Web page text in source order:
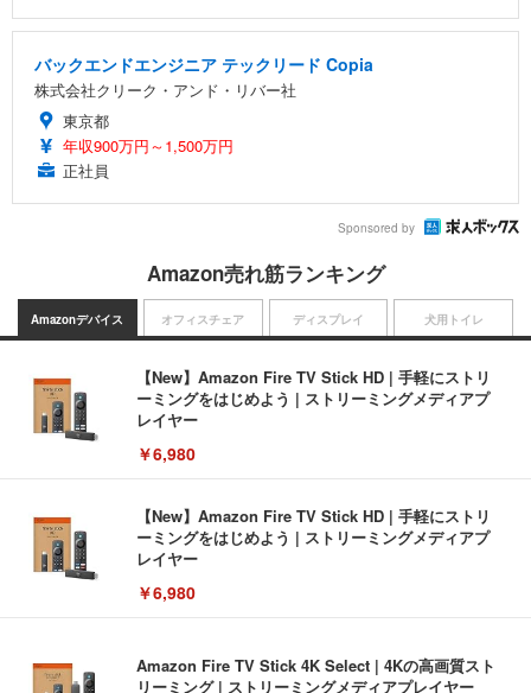
バックエンドエンジニア テックリード Copia
株式会社クリーク・アンド・リバー社
東京都
年収900万円～1,500万円
正社員
Sponsored by
Amazon売れ筋ランキング
Amazonデバイス
【New】Amazon Fire TV Stick HD | 手軽にストリ
ーミングをはじめよう | ストリーミングメディアプ
レイヤー
￥6,980
【New】Amazon Fire TV Stick HD | 手軽にストリ
ーミングをはじめよう | ストリーミングメディアプ
レイヤー
￥6,980
Amazon Fire TV Stick 4K Select | 4Kの高画質スト
リーミング | ストリーミングメディアプレイヤー
オフィスチェア ディスプレイ 犬用トイレ